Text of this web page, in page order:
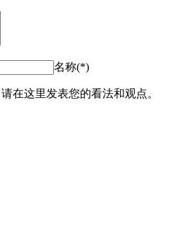
名称(*)
在这里发表您的看法和观点。